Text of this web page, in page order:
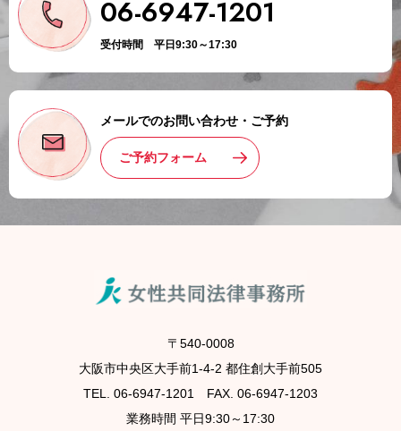
06-6947-1201
受付時間 平日9:30～17:30
メールでのお問い合わせ・ご予約
ご予約フォーム
〒540-0008
大阪市中央区大手前1-4-2 都住創大手前505
TEL. 06-6947-1201 FAX. 06-6947-1203
業務時間 平日9:30～17:30